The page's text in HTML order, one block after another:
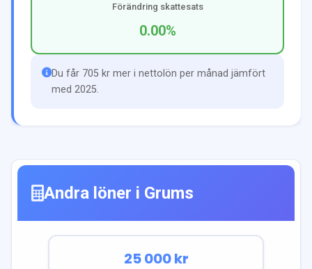
Förändring skattesats
0.00%
Du får 705 kr mer i nettolön per månad jämfört
med 2025.
Andra löner i Grums
25 000kr